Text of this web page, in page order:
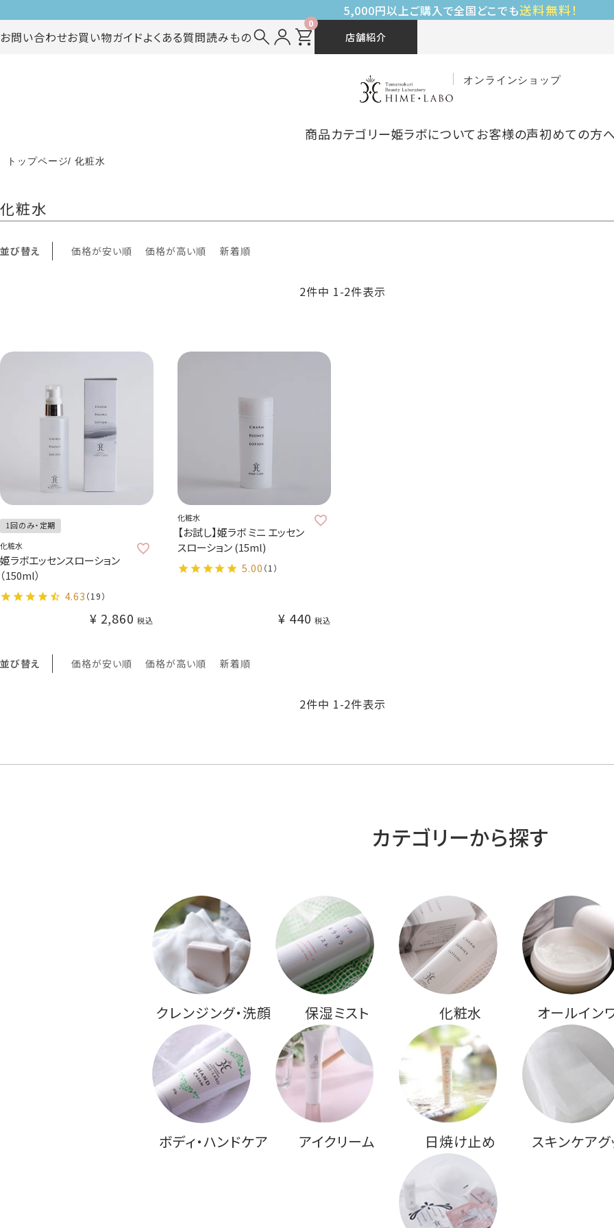
5,000円以上ご購入で全国どこでも送料無料！
お問い合わせお買い物ガイドよくある質問読みもの
0
店舗紹介
オンラインショップ
商品カテゴリー姫ラボについてお客様の声初めての方
トップページ 化粧水
化粧水
並び替え 価格が安い順 価格が高い順 新着順
2件中 1-2件表示
1回のみ・定期
化粧水
姫ラボエッセンスローション
（150ml）
4.63 （19）
¥ 2,860 税込
化粧水
【お試し】姫ラボ ミニ エッセン
スローション (15ml)
5.00 （1）
¥ 440 税込
並び替え 価格が安い順 価格が高い順 新着順
2件中 1-2件表示
カテゴリーから探す
クレンジング・洗顔 保湿ミスト 化粧水 オールイン
ボディ・ハンドケア アイクリーム 日焼け止め スキンケアグ